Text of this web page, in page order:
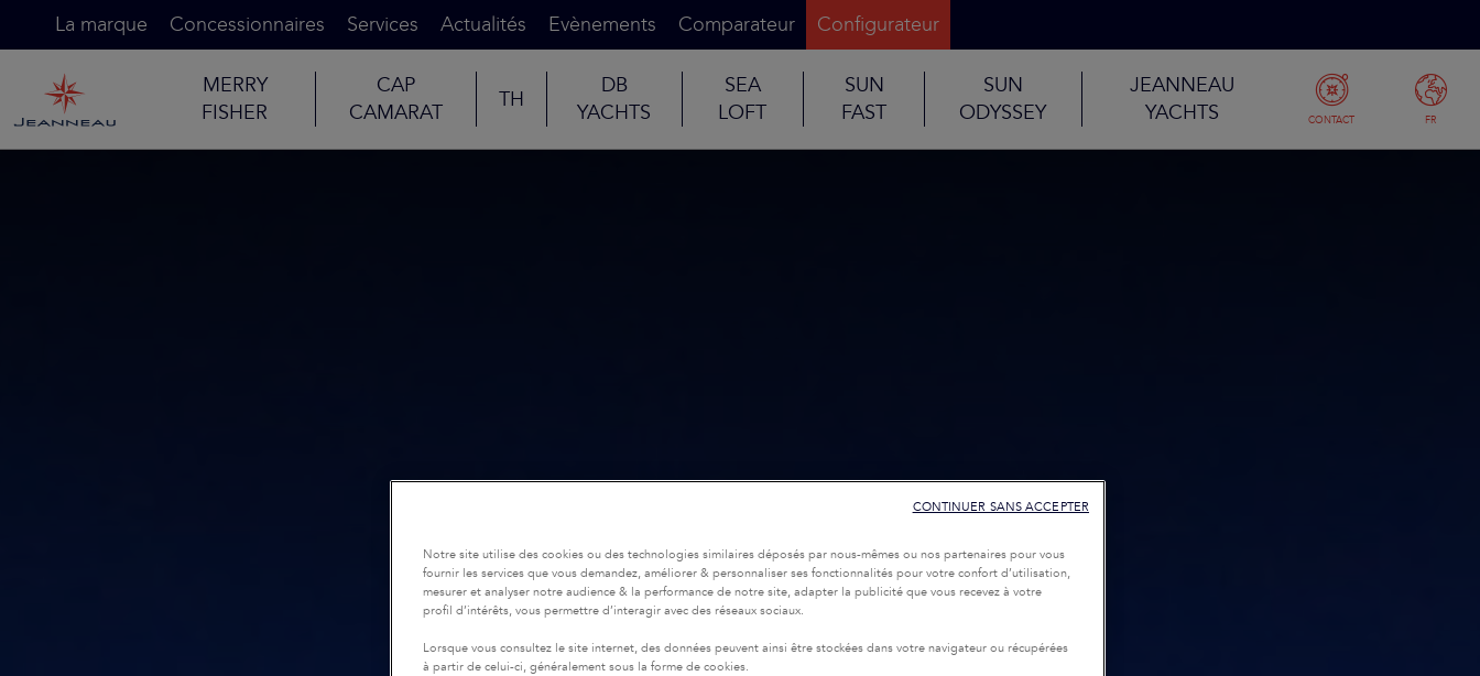
La marque Concessionnaires Services Actualités Evènements Comparateur Configurateur
MERRY
FISHER
CAP
CAMARAT
TH
DB
YACHTS
SEA
LOFT
SUN
FAST
SUN
ODYSSEY
JEANNEAU
YACHTS
CONTACT FR
Notre site utilise des cookies ou des technologies similaires déposés par nous-mêmes ou nos partenaires pour vous
fournir les services que vous demandez, améliorer & personnaliser ses fonctionnalités pour votre confort d’utilisation,
mesurer et analyser notre audience & la performance de notre site, adapter la publicité que vous recevez à votre
profil d’intérêts, vous permettre d’interagir avec des réseaux sociaux.
Lorsque vous consultez le site internet, des données peuvent ainsi être stockées dans votre navigateur ou récupérées
à partir de celui-ci, généralement sous la forme de cookies.
CONTINUER SANS ACCEPTER